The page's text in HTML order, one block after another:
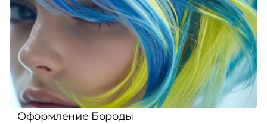
Оформление Бороды